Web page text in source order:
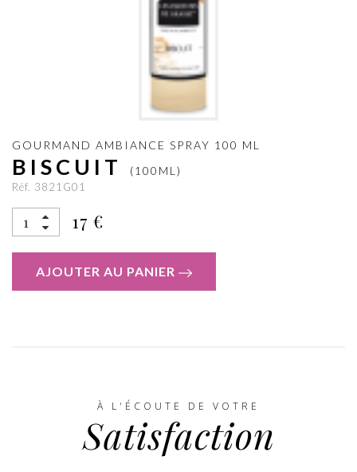
GOURMAND AMBIANCE SPRAY 100 ML
BISCUIT (100ML)
Réf. 3821G01
17 €
AJOUTER AU PANIER
À L'ÉCOUTE DE VOTRE
Satisfaction